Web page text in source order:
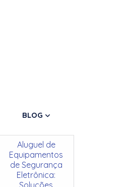
BLOG
Aluguel de
Equipamentos
de Segurança
Eletrônica:
Soluções